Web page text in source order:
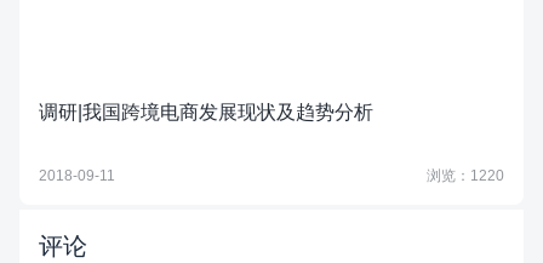
调研|我国跨境电商发展现状及趋势分析
2018-09-11 浏览：1220
评论